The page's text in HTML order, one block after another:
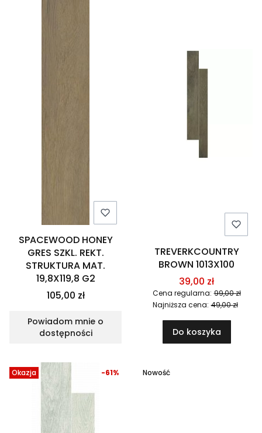
SPACEWOOD HONEY
GRES SZKL. REKT.
STRUKTURA MAT.
19,8X119,8 G2
105,00 zł
Powiadom mnie o
dostępności
TREVERKCOUNTRY
BROWN 1013X100
39,00 zł
Cena regularna: 99,00 zł
Najniższa cena: 49,00 zł
Do koszyka
Okazja -61% Nowość